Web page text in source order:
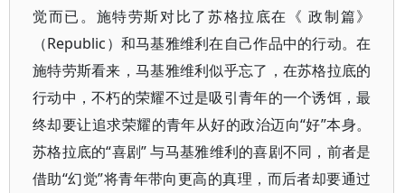
觉而已。施特劳斯对比了苏格拉底在《 政制篇》
（Republic）和马基雅维利在自己作品中的行动。在
施特劳斯看来，马基雅维利似乎忘了，在苏格拉底的
行动中，不朽的荣耀不过是吸引青年的一个诱饵，最
终却要让追求荣耀的青年从好的政治迈向“好”本身。
苏格拉底的“喜剧” 与马基雅维利的喜剧不同，前者是
借助“幻觉”将青年带向更高的真理，而后者却要通过